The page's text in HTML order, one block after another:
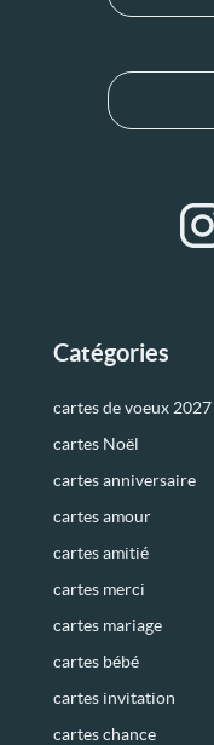
Catégories
cartes de voeux 2027
cartes Noël
cartes anniversaire
cartes amour
cartes amitié
cartes merci
cartes mariage
cartes bébé
cartes invitation
cartes chance